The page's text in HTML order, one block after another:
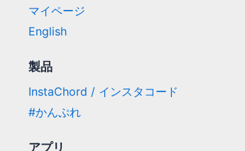
マイページ
English
製品
InstaChord / インスタコード
#かんぷれ
アプリ